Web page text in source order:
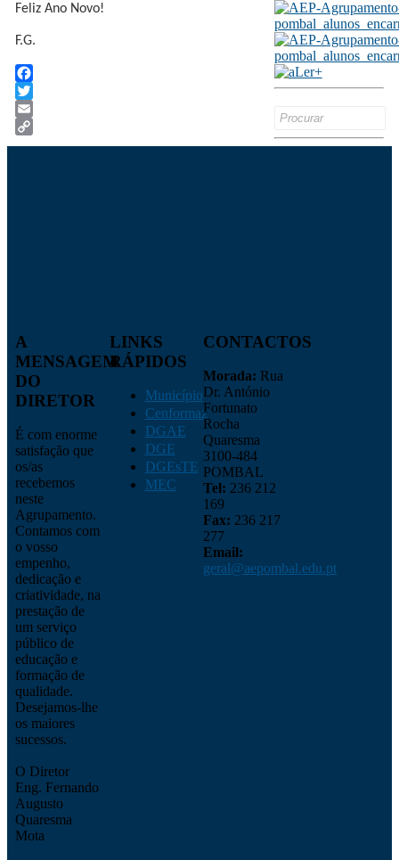
Feliz Ano Novo!
F.G.
Facebook
Twitter
Email
Copy
Search
A
MENSAGEM
DO
DIRETOR
É com enorme
satisfação que
os/as
recebemos
neste
Agrupamento.
Contamos com
o vosso
empenho,
dedicação e
criatividade, na
prestação de
um serviço
público de
educação e
formação de
qualidade.
Desejamos-lhe
os maiores
sucessos.
O Diretor
Eng. Fernando
Augusto
Quaresma
Mota
LINKS
RÁPIDOS
Município
Cenformaz
DGAE
DGE
DGEsTE
MEC
CONTACTOS
Morada: Rua
Dr. António
Fortunato
Rocha
Quaresma
3100-484
POMBAL
Tel: 236 212
169
Fax: 236 217
277
Email:
geral@aepombal.edu.pt